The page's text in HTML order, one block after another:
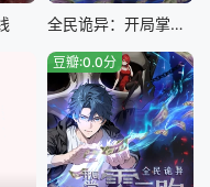
全民诡异：开局掌握零元购
豆瓣:0.0分